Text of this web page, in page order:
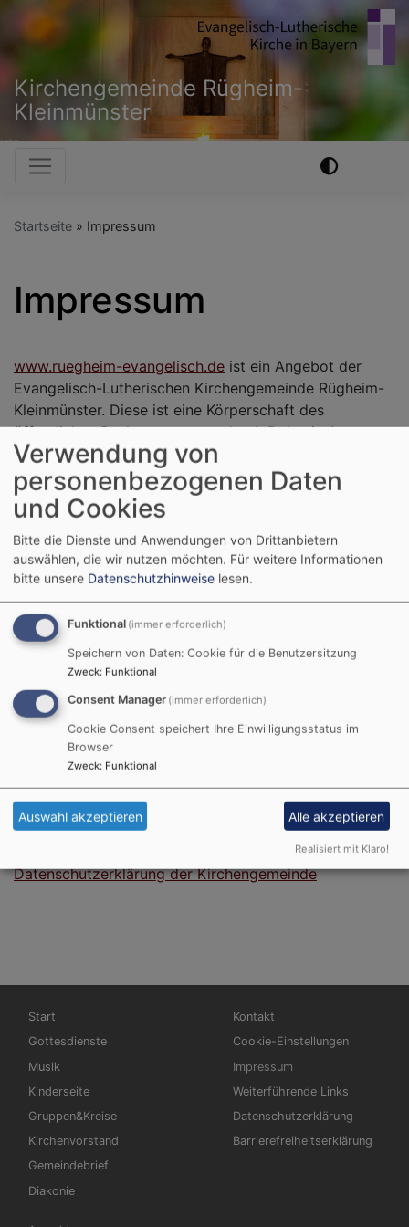
Direkt
zum
Kirchengemeinde Rügheim-
Kleinmünster
Hauptnavigation
Startseite Impressum
Impressum
www.ruegheim-evangelisch.de ist ein Angebot der
Evangelisch-Lutherischen Kirchengemeinde Rügheim-
Kleinmünster. Diese ist eine Körperschaft des
öffentlichen Rechts, vertreten durch Dekanin Anne
Salzbrenner.
Anbieter gemäß § 5 TMG:
Pfarrgasse 2
97461 Hofheim-Rügheim
Fax: (0 95 23) 950156
Mail:dekanat.ruegheim@elkb.de
Inhaltlich
Verantwortlicher gemäß §
55 Abs. 2 RStV:
Datenschutzerklärung der Kirchengemeinde
Hauptnavigation
Start
Gottesdienste
Musik
Kinderseite
Gruppen&Kreise
Kirchenvorstand
Gemeindebrief
Diakonie
Fußbereichsmenü
Kontakt
Cookie-Einstellungen
Impressum
Weiterführende Links
Datenschutzerklärung
Barrierefreiheitserklärung
Benutzermenü
Verwendung von
personenbezogenen Daten
und Cookies
Bitte die Dienste und Anwendungen von Drittanbietern
auswählen, die wir nutzen möchten. Für weitere Informationen
bitte unsere Datenschutzhinweise lesen.
Funktional (immer erforderlich)
Speichern von Daten: Cookie für die Benutzersitzung
Zweck: Funktional
Consent Manager (immer erforderlich)
Cookie Consent speichert Ihre Einwilligungsstatus im
Browser
Zweck: Funktional
Auswahl akzeptieren Alle akzeptieren
Realisiert mit Klaro!